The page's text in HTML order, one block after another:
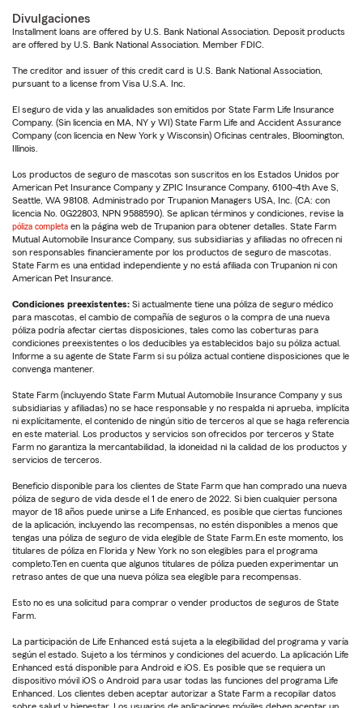
Divulgaciones
Installment loans are offered by U.S. Bank National Association. Deposit products
are offered by U.S. Bank National Association. Member FDIC.
The creditor and issuer of this credit card is U.S. Bank National Association,
pursuant to a license from Visa U.S.A. Inc.
El seguro de vida y las anualidades son emitidos por State Farm Life Insurance
Company. (Sin licencia en MA, NY y WI) State Farm Life and Accident Assurance
Company (con licencia en New York y Wisconsin) Oficinas centrales, Bloomington,
Illinois.
Los productos de seguro de mascotas son suscritos en los Estados Unidos por
American Pet Insurance Company y ZPIC Insurance Company, 6100-4th Ave S,
Seattle, WA 98108. Administrado por Trupanion Managers USA, Inc. (CA: con
licencia No. 0G22803, NPN 9588590). Se aplican términos y condiciones, revise la
póliza completa en la página web de Trupanion para obtener detalles. State Farm
Mutual Automobile Insurance Company, sus subsidiarias y afiliadas no ofrecen ni
son responsables financieramente por los productos de seguro de mascotas.
State Farm es una entidad independiente y no está afiliada con Trupanion ni con
American Pet Insurance.
Condiciones preexistentes: Si actualmente tiene una póliza de seguro médico
para mascotas, el cambio de compañía de seguros o la compra de una nueva
póliza podría afectar ciertas disposiciones, tales como las coberturas para
condiciones preexistentes o los deducibles ya establecidos bajo su póliza actual.
Informe a su agente de State Farm si su póliza actual contiene disposiciones que le
convenga mantener.
State Farm (incluyendo State Farm Mutual Automobile Insurance Company y sus
subsidiarias y afiliadas) no se hace responsable y no respalda ni aprueba, implícita
ni explícitamente, el contenido de ningún sitio de terceros al que se haga referencia
en este material. Los productos y servicios son ofrecidos por terceros y State
Farm no garantiza la mercantabilidad, la idoneidad ni la calidad de los productos y
servicios de terceros.
Beneficio disponible para los clientes de State Farm que han comprado una nueva
póliza de seguro de vida desde el 1 de enero de 2022. Si bien cualquier persona
mayor de 18 años puede unirse a Life Enhanced, es posible que ciertas funciones
de la aplicación, incluyendo las recompensas, no estén disponibles a menos que
tengas una póliza de seguro de vida elegible de State Farm.En este momento, los
titulares de póliza en Florida y New York no son elegibles para el programa
completo.Ten en cuenta que algunos titulares de póliza pueden experimentar un
retraso antes de que una nueva póliza sea elegible para recompensas.
Esto no es una solicitud para comprar o vender productos de seguros de State
Farm.
La participación de Life Enhanced está sujeta a la elegibilidad del programa y varía
según el estado. Sujeto a los términos y condiciones del acuerdo. La aplicación Life
Enhanced está disponible para Android e iOS. Es posible que se requiera un
dispositivo móvil iOS o Android para usar todas las funciones del programa Life
Enhanced. Los clientes deben aceptar autorizar a State Farm a recopilar datos